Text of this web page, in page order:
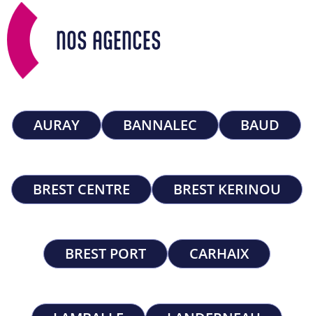
NOS AGENCES
AURAY BANNALEC BAUD
BREST CENTRE BREST KERINOU
BREST PORT CARHAIX